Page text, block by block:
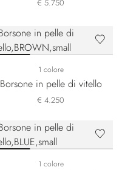
€ 5.750
1 colore
Borsone in pelle di vitello
€ 4.250
1 colore